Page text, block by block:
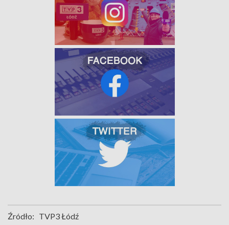
Źródło: TVP3 Łódź